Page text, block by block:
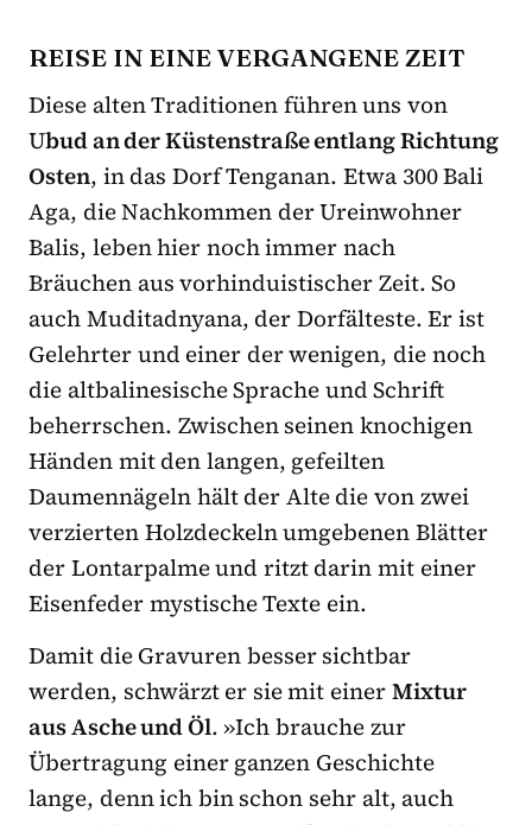
REISE IN EINE VERGANGENE ZEIT
Diese alten Traditionen führen uns von
Ubud an der Küstenstraße entlang Richtung
Osten, in das Dorf Tenganan. Etwa 300 Bali
Aga, die Nachkommen der Ureinwohner
Balis, leben hier noch immer nach
Bräuchen aus vorhinduistischer Zeit. So
auch Muditadnyana, der Dorfälteste. Er ist
Gelehrter und einer der wenigen, die noch
die altbalinesische Sprache und Schrift
beherrschen. Zwischen seinen knochigen
Händen mit den langen, gefeilten
Daumennägeln hält der Alte die von zwei
verzierten Holzdeckeln umgebenen Blätter
der Lontarpalme und ritzt darin mit einer
Eisenfeder mystische Texte ein.
Damit die Gravuren besser sichtbar
werden, schwärzt er sie mit einerMixtur
aus Asche und Öl. »Ich brauche zur
Übertragung einer ganzen Geschichte
lange, denn ich bin schon sehr alt, auch